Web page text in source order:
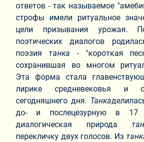
ответов - так называемое
строфы имели ритуальное
цели призывания урожая.
поэтических диалогов
поэзия танка - "короткая
сохранившая во многом
Эта форма стала
лирике средневековья и
сегодняшнего дня. Танка
до- и послецезурную в
диалогическая природа
перекличку двух голосов. Из